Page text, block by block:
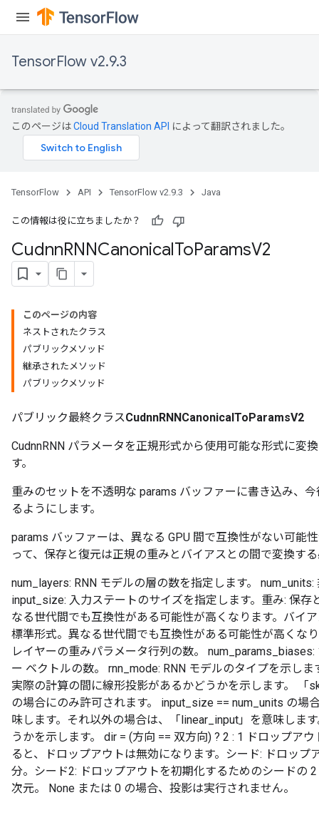
TensorFlow v2.9.3
このページはCloud Translation API によって翻訳されました。
TensorFlow API TensorFlow v2.9.3 Java
この情報は役に立ちましたか？
CudnnRNNCanonicalToParamsV2
このページの内容
ネストされたクラス
パブリックメソッド
継承されたメソッド
パブリックメソッド
パブリック最終クラスCudnnRNNCanonicalToParamsV2
CudnnRNN パラメータを正規形式から使用可能な形式に変
す。
重みのセットを不透明な params バッファーに書き込み、
るようにします。
params バッファーは、異なる GPU 間で互換性がない可能
って、保存と復元は正規の重みとバイアスとの間で変換す
num_layers: RNN モデルの層の数を指定します。
input_size: 入力ステートのサイズを指定します。重み: 保
なる世代間でも互換性がある可能性が高くなります。バイ
標準形式。異なる世代間でも互換性がある可能性が高くな
レイヤーの重みパラメータ行列の数。
ー ベクトルの数。 rnn_mode: RNN モデルのタイプを示し
実際の計算の間に線形投影があるかどうかを示します。 「
の場合にのみ許可されます。 input_size == num_units の場
味します。それ以外の場合は、「linear_input」を意味しま
うかを示します。 dir = (方向 == 双方向) ? 2 : 1 ドロップア
ると、ドロップアウトは無効になります。シード: ドロッ
分。シード2: ドロップアウトを初期化するためのシードの
次元。 None または 0 の場合、投影は実行されません。